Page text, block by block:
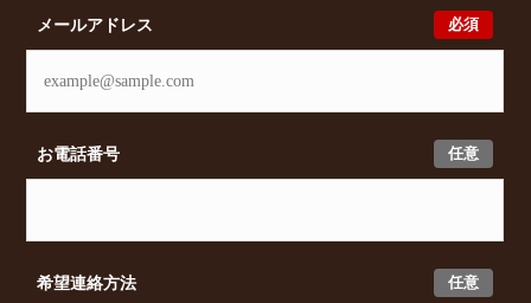
必須
メールアドレス
任意
お電話番号
任意
希望連絡方法